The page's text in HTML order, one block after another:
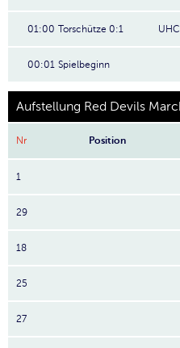
01:00 Torschütze 0:1
00:01 Spielbeginn
Aufstellung Red Devils
Nr Position
1
29
18
25
27